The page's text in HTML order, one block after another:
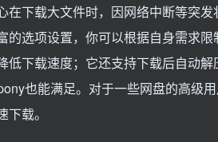
在下载大文件时，因网络中断等突
的选项设置，你可以根据自身需求
低下载速度；它还支持下载后自动
也能满足。对于一些网盘的高级
下载。